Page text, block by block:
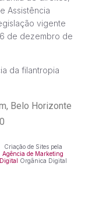
Assistência
vigente
de dezembro de
da filantropia
Belo Horizonte
Criação de Sites pela
Agência de Marketing
Digital Orgânica Digital